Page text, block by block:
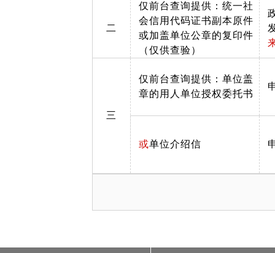
二
仅前台查询提供：统一社
会信用代码证书副本原件
或加盖单位公章的复印件
（仅供查验）
三
仅前台查询提供：单位盖
章的用人单位授权委托书
或单位介绍信